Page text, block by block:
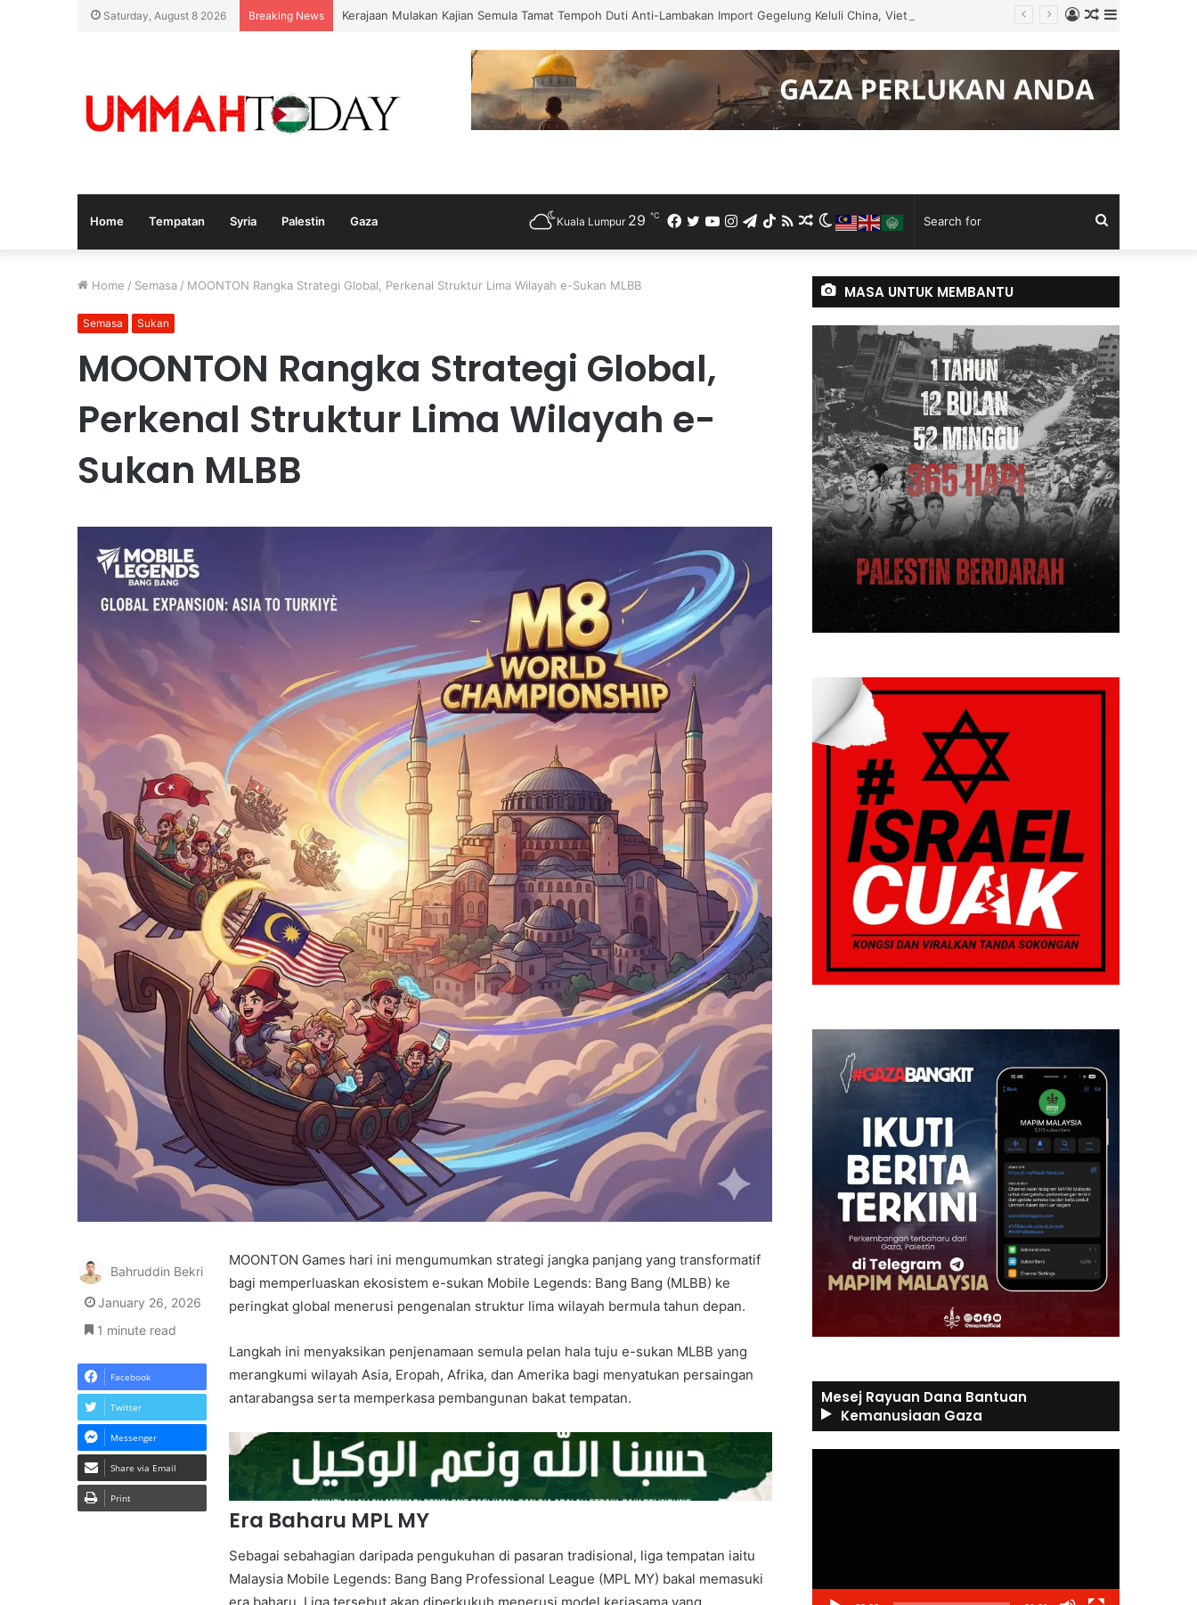
Saturday, August 8 2026 Breaking News Kerajaan Mulakan Kajian Semula Tamat Tempoh Duti Anti-Lambakan Import Gegelung Keluli China, Vietnam
Random
Article
Log
In
Home Tempatan Syria Palestin Gaza
for
Switch
skin
Random
Article
RSS
TikTok
Telegram
Instagram
YouTube
Twitter
Facebook
Kuala Lumpur 29 ℃
Home / Semasa / MOONTON Rangka Strategi Global, Perkenal Struktur Lima Wilayah e-Sukan MLBB
Semasa Sukan
MOONTON Rangka Strategi Global,
Perkenal Struktur Lima Wilayah e-
Sukan MLBB
MOONTON Games hari ini mengumumkan strategi jangka panjang yang transformatif
bagi memperluaskan ekosistem e-sukan Mobile Legends: Bang Bang (MLBB) ke
peringkat global menerusi pengenalan struktur lima wilayah bermula tahun depan.
Langkah ini menyaksikan penjenamaan semula pelan hala tuju e-sukan MLBB yang
merangkumi wilayah Asia, Eropah, Afrika, dan Amerika bagi menyatukan persaingan
antarabangsa serta memperkasa pembangunan bakat tempatan.
Era Baharu MPL MY
Sebagai sebahagian daripada pengukuhan di pasaran tradisional, liga tempatan iaitu
Malaysia Mobile Legends: Bang Bang Professional League (MPL MY) bakal memasuki
Bahruddin Bekri
January 26, 2026
1 minute read
Facebook
Twitter
Messenger
Share via Email
Print
MASA UNTUK MEMBANTU
Mesej Rayuan Dana Bantuan
Kemanusiaan Gaza